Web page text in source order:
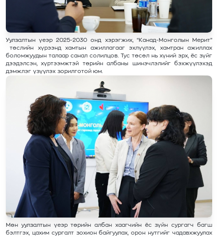
Уулзалтын үеэр 2025-2030 онд хэрэгжих, “Канад-Монголын Мерит”
төслийн хүрээнд хамтын ажиллагааг эхлүүлэх, хамтран ажиллах
боломжуудын талаар санал солилцов. Тус төсөл нь хүний эрх, ёс зүйг
дээдэлсэн, хүртээмжтэй төрийн албаны шинэчлэлийг бэхжүүлэхэд
дэмжлэг үзүүлэх зорилготой юм.
Мөн уулзалтын үеэр төрийн албан хаагчийн ёс зүйн сургагч багш
бэлтгэх, цахим сургалт зохион байгуулах, орон нутгийг чадавхжуулах